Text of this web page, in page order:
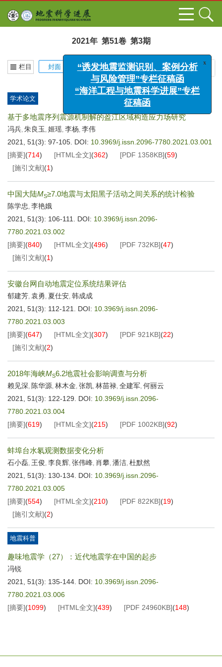
2021年 第51卷 第3期
上一期 | 下一期
栏目 封面
学术论文
基于多地震序列震源机制解的盈江区域构造应力场研究
冯兵, 朱良玉 , 姬瑶, 李杨, 李伟
2021, 51(3): 97-105. DOI: 10.3969/j.issn.2096-7780.2021.03.001
[摘要](714) [HTML全文](362) [PDF 1358KB](59)
[施引文献](1)
中国大陆MS≥7.0地震与太阳黑子活动之间关系的统计检验
陈学忠, 李艳娥
2021, 51(3): 106-111.
DOI: 10.3969/j.issn.2096-
7780.2021.03.002
[摘要](840) [HTML全文](496) [PDF 732KB](47)
[施引文献](1)
安徽台网自动地震定位系统结果评估
郁建芳, 袁勇, 夏仕安, 韩成成
2021, 51(3): 112-121.
DOI: 10.3969/j.issn.2096-
7780.2021.03.003
[摘要](647) [HTML全文](307) [PDF 921KB](22)
[施引文献](2)
2018年海峡MS6.2地震社会影响调查与分析
赖见深, 陈华源, 林木金, 张凯, 林苗禄, 全建军, 何丽云
2021, 51(3): 122-129.
DOI: 10.3969/j.issn.2096-
7780.2021.03.004
[摘要](619) [HTML全文](215) [PDF 1002KB](92)
蚌埠台水氡观测数据变化分析
石小磊, 王俊, 李良辉, 张伟峰, 肖攀, 潘洁, 杜默然
2021, 51(3): 130-134. DOI: 10.3969/j.issn.2096-
7780.2021.03.005
[摘要](554) [HTML全文](210) [PDF 822KB](19)
[施引文献](2)
地震科普
趣味地震学（27）：近代地震学在中国的起步
冯锐
2021, 51(3): 135-144. DOI: 10.3969/j.issn.2096-
7780.2021.03.006
[摘要](1099) [HTML全文](439) [PDF 24960KB](148)
“诱发地震监测识别、案例分析
与风险管理”专栏征稿函
“海洋工程与地震科学进展”专栏
征稿函